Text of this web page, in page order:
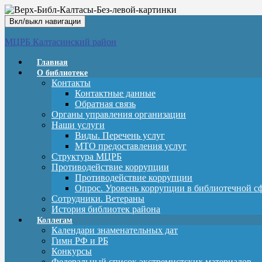
Вкл/выкл навигации
МЦРБ Калтасинский район
Главная
О библиотеке
Контакты
Контактные данные
Обратная связь
Органы управления организации
Наши услуги
Виды. Перечень услуг
МТО предоставления услуг
Структура МЦРБ
Противодействие коррупции
Противодействие коррупции
Опрос. Уровень коррупции в библиотечной
Сотрудники. Ветераны
История библиотек района
Коллегам
Календари знаменательных дат
Гимн РФ и РБ
Конкурсы